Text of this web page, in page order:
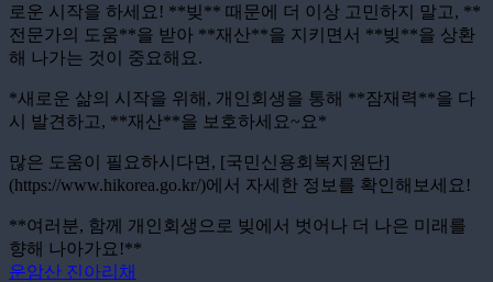
로운 시작을 하세요! **빚** 때문에 더 이상 고민하지 말고, **
전문가의 도움**을 받아 **재산**을 지키면서 **빚**을 상환
해 나가는 것이 중요해요.
*새로운 삶의 시작을 위해, 개인회생을 통해 **잠재력**을 다
시 발견하고, **재산**을 보호하세요~요*
많은 도움이 필요하시다면, [국민신용회복지원단]
(https://www.hikorea.go.kr/)에서 자세한 정보를 확인해보세요!
**여러분, 함께 개인회생으로 빚에서 벗어나 더 나은 미래를
향해 나아가요!**
운암산 진아리채